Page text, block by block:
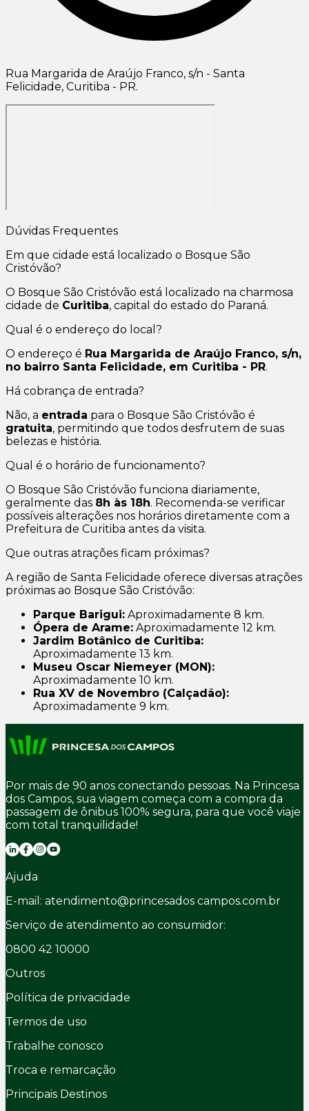
Rua Margarida de Araújo Franco, s/n - Santa
Felicidade, Curitiba - PR.
Dúvidas Frequentes
Em que cidade está localizado o Bosque São
Cristóvão?
O Bosque São Cristóvão está localizado na charmosa
cidade de Curitiba, capital do estado do Paraná.
Qual é o endereço do local?
O endereço é Rua Margarida de Araújo Franco, s/n,
no bairro Santa Felicidade, em Curitiba - PR.
Há cobrança de entrada?
Não, a entrada para o Bosque São Cristóvão é
gratuita, permitindo que todos desfrutem de suas
belezas e história.
Qual é o horário de funcionamento?
O Bosque São Cristóvão funciona diariamente,
geralmente das 8h às 18h. Recomenda-se verificar
possíveis alterações nos horários diretamente com a
Prefeitura de Curitiba antes da visita.
Que outras atrações ficam próximas?
A região de Santa Felicidade oferece diversas atrações
próximas ao Bosque São Cristóvão:
Parque Barigui: Aproximadamente 8 km.
Ópera de Arame: Aproximadamente 12 km.
Jardim Botânico de Curitiba:
Aproximadamente 13 km.
Museu Oscar Niemeyer (MON):
Aproximadamente 10 km.
Rua XV de Novembro (Calçadão):
Aproximadamente 9 km.
Por mais de 90 anos conectando pessoas. Na Princesa
dos Campos, sua viagem começa com a compra da
passagem de ônibus 100% segura, para que você viaje
com total tranquilidade!
Ajuda
E-mail: atendimento@princesados campos.com.br
Serviço de atendimento ao consumidor:
0800 42 10000
Outros
Política de privacidade
Termos de uso
Trabalhe conosco
Troca e remarcação
Principais Destinos